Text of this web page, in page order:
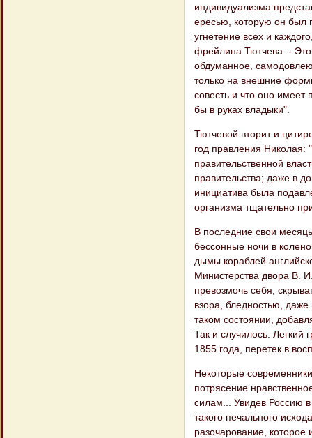
индивидуализма
ересью, которую он был
угнетение всех и
фрейлина Тютчева. - Это
обдуманное,
только на внешние
совесть и что оно имеет
бы в руках владыки".
Тютчевой вторит и
год правления Николая:
правительственной
правительства; даже в
инициатива была
организма тщательно
В последние свои
бессонные ночи в
дымы кораблей
Министерства двора В.
превозмочь себя,
взора, бледностью,
таком состоянии,
Так и случилось. Легкий
1855 года, перетек в
Некоторые
потрясение
силам... Увидев Россию
такого печального
разочарование,